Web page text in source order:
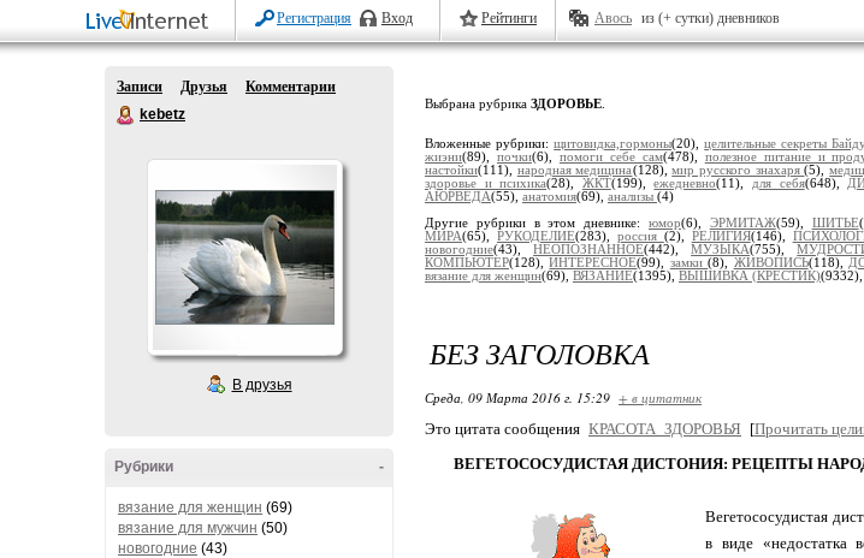
Регистрация Вход Рейтинги Авось из (+ сутки) дневников
Записи Друзья
Комментарии
kebetz
В друзья
-
Рубрики
вязание для женщин (69)
вязание для мужчин (50)
новогодние (43)
Выбрана рубрика ЗДОРОВЬЕ
Вложенные рубрики:щитовидка,гормоны(20),целительные секреты
жиэни(89), почки(6), помоги себе сам(478), полезное питание и
настойки(111), народная медицина(128),мир русского знахаря(5),
здоровье и психика(28), ЖКТ(199),ежедневно(11), для себя(648),
АЮРВЕДА(55), анатомия(69), анализы (4)
Другие рубрики в этом дневнике: юмор(6), ЭРМИТАЖ(59), ШИТЬЕ
МИРА(65), РУКОДЕЛИЕ(283), россия (2), РЕЛИГИЯ(146),
новогодние(43),НЕОПОЗНАННОЕ(442),МУЗЫКА(755),
КОМПЬЮТЕР(128),ИНТЕРЕСНОЕ(99), замки(8), ЖИВОПИСЬ(118),
вязание для женщин(69), ВЯЗАНИЕ(1395), ВЫШИВКА (КРЕСТИК)(9332),
БЕЗ ЗАГОЛОВКА
Среда, 09 Марта 2016 г. 15:29 + в цитатник
Это цитата сообщения КРАСОТА_ЗДОРОВЬЯ [Прочитать
ВЕГЕТОСОСУДИСТАЯ ДИСТОНИЯ: РЕЦЕПТЫ
Вегетососудистая
в виде «недостатка